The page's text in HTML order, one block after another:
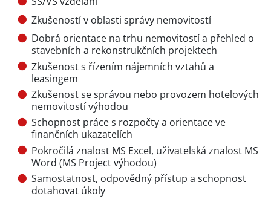
Zkušeností v oblasti správy nemovitostí
Dobrá orientace na trhu nemovitostí a přehled o
stavebních a rekonstrukčních projektech
Zkušenost s řízením nájemních vztahů a
leasingem
Zkušenost se správou nebo provozem hotelových
nemovitostí výhodou
Schopnost práce s rozpočty a orientace ve
finančních ukazatelích
Pokročilá znalost MS Excel, uživatelská znalost MS
Word (MS Project výhodou)
Samostatnost, odpovědný přístup a schopnost
dotahovat úkoly